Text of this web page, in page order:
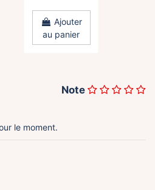
Ajouter
au panier
Note
le moment.